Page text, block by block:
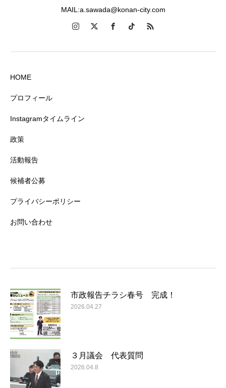
MAIL:a.sawada@konan-city.com
HOME
プロフィール
Instagramタイムライン
政策
活動報告
候補者公募
プライバシーポリシー
お問い合わせ
市政報告チラシ春号 完成！
2026.04.27
３月議会 代表質問
2026.04.8